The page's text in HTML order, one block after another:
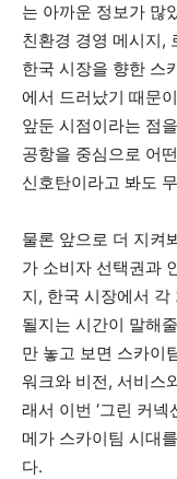
는 아까운 정보가 많
친환경 경영 메시지,
한국 시장을 향한 스
에서 드러났기 때문
앞둔 시점이라는 점
공항을 중심으로 어
신호탄이라고 봐도
물론 앞으로 더 지켜
가 소비자 선택권과
지, 한국 시장에서
될지는 시간이 말해
만 놓고 보면 스카이
워크와 비전, 서비스
래서 이번 ‘그린 커
메가 스카이팀 시대
다.